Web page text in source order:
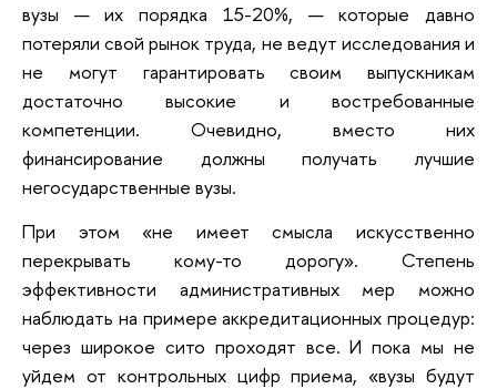
вузы — их порядка 15-20%, — которые давно
потеряли свой рынок труда, не ведут исследования и
не могут гарантировать своим выпускникам
достаточно высокие и востребованные
компетенции. Очевидно, вместо них
финансирование должны получать лучшие
негосударственные вузы.
При этом «не имеет смысла искусственно
перекрывать кому-то дорогу». Степень
эффективности административных мер можно
наблюдать на примере аккредитационных процедур:
через широкое сито проходят все. И пока мы не
уйдем от контрольных цифр приема, «вузы будут